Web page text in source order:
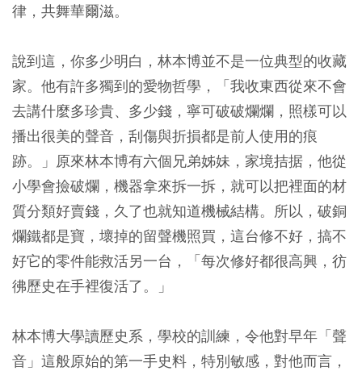
律，共舞華爾滋。
說到這，你多少明白，林本博並不是一位典型的收藏
家。他有許多獨到的愛物哲學，「我收東西從來不會
去講什麼多珍貴、多少錢，寧可破破爛爛，照樣可以
播出很美的聲音，刮傷與折損都是前人使用的痕
跡。」原來林本博有六個兄弟姊妹，家境拮据，他從
小學會撿破爛，機器拿來拆一拆，就可以把裡面的材
質分類好賣錢，久了也就知道機械結構。所以，破銅
爛鐵都是寶，壞掉的留聲機照買，這台修不好，搞不
好它的零件能救活另一台，「每次修好都很高興，彷
彿歷史在手裡復活了。」
林本博大學讀歷史系，學校的訓練，令他對早年「聲
音」這般原始的第一手史料，特別敏感，對他而言，